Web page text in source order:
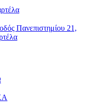
οδός Πανεπιστημίου 21,